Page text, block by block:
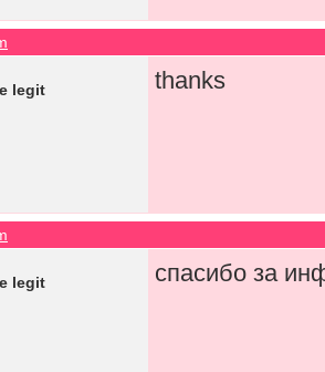
legit
thanks
legit
спасибо за